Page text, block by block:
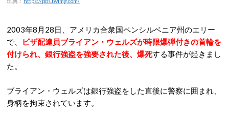
2003年8月28日、アメリカ合衆国ペンシルベニア州のエリー
で、
ピザ配達員ブライアン・ウェルズが時限爆弾付きの首輪を
付けられ、銀行強盗を強要された後、爆死する事件が起きまし
た。
ブライアン・ウェルズは銀行強盗をした直後に警察に囲まれ、
身柄を拘束されています。